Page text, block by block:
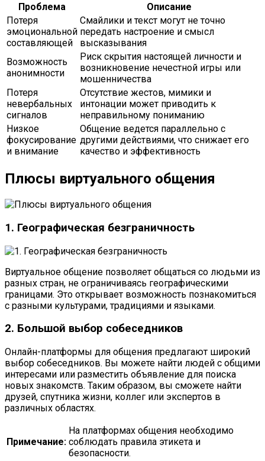
Проблема
Описание
Потеря
эмоциональной
составляющей
Смайлики и текст могут не точно
передать настроение и смысл
высказывания
Возможность
анонимности
Риск скрытия настоящей личности и
возникновение нечестной игры или
мошенничества
Потеря
невербальных
сигналов
Отсутствие жестов, мимики и
интонации может приводить к
неправильному пониманию
Низкое
фокусирование
и внимание
Общение ведется параллельно с
другими действиями, что снижает его
качество и эффективность
Плюсы виртуального общения
1. Географическая безграничность
Виртуальное общение позволяет общаться со людьми из
разных стран, не ограничиваясь географическими
границами. Это открывает возможность познакомиться
с разными культурами, традициями и языками.
2. Большой выбор собеседников
Онлайн-платформы для общения предлагают широкий
выбор собеседников. Вы можете найти людей с общими
интересами или разместить объявление для поиска
новых знакомств. Таким образом, вы сможете найти
друзей, спутника жизни, коллег или экспертов в
различных областях.
Примечание:
На платформах общения необходимо
соблюдать правила этикета и
безопасности.